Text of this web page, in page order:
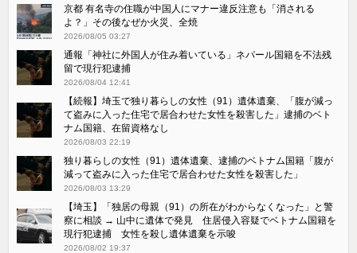
京都 有名寺の住職が中国人にマナー違反注意も「消される
よ？」その後なぜか火災、全焼
2026/08/05 03:27
通報「神社に外国人が住み着いている」ネパール国籍を不法残
留で現行犯逮捕
2026/08/04 12:41
【続報】埼玉で独り暮らしの女性（91）遺体遺棄、「腹が減っ
て盗みに入った住宅で居合わせた女性を殺害した」逮捕のベト
ナム国籍、在留資格なし
2026/08/03 22:19
独り暮らしの女性（91）遺体遺棄、逮捕のベトナム国籍「腹が
減って盗みに入った住宅で居合わせた女性を殺害した」
2026/08/03 13:29
【埼玉】「独居の母親（91）の所在がわからなくなった」と警
察に相談 → 山中に遺体で発見 住居侵入容疑でベトナム国籍を
現行犯逮捕 女性を殺し遺体遺棄を示唆
2026/08/02 19:37